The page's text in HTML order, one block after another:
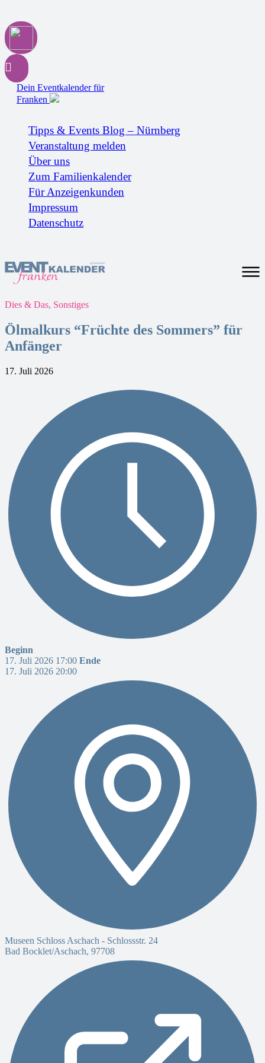
Dein Eventkalender für
Franken
Tipps & Events Blog – Nürnberg
Veranstaltung melden
Über uns
Zum Familienkalender
Für Anzeigenkunden
Impressum
Datenschutz
Dies & Das, Sonstiges
Ölmalkurs “Früchte des Sommers” für
Anfänger
17. Juli 2026
Beginn
17. Juli 2026 17:00 Ende
17. Juli 2026 20:00
Museen Schloss Aschach - Schlossstr. 24
Bad Bocklet/Aschach, 97708